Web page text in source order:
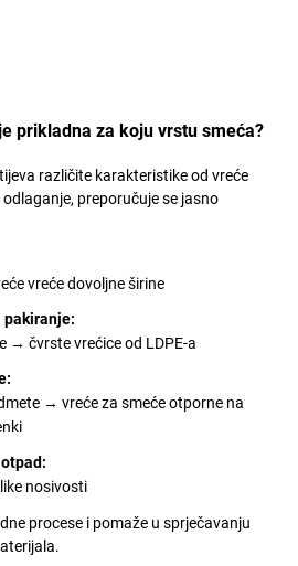
prikladna za koju vrstu smeća?
različite karakteristike od vreće
preporučuje se jasno
vreće dovoljne širine
→ čvrste vrećice od LDPE-a
→ vreće za smeće otporne na
nosivosti
procese i pomaže u sprječavanju